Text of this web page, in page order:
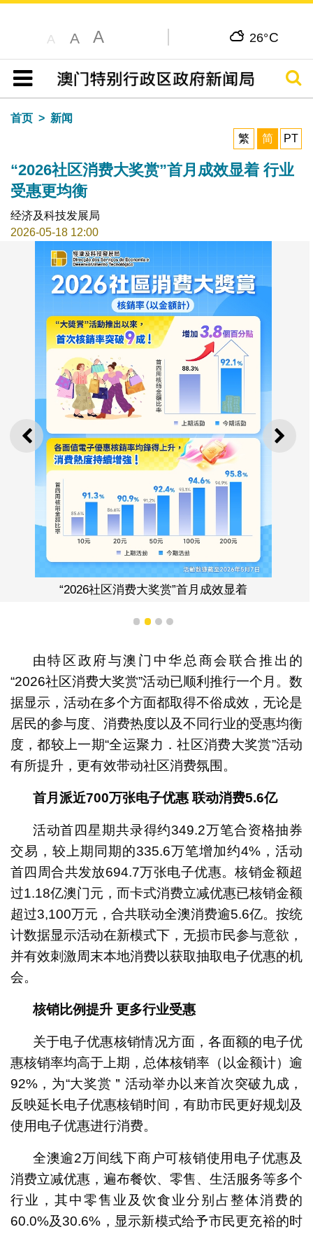
A A A 26°C
目录
搜寻
首页
新闻
繁
简 PT
“2026社区消费大奖赏”首月成效显着 行业
受惠更均衡
经济及科技发展局
2026-05-18 12:00
上一则 下一
“2026社区消费大奖赏”首月成效显着
1 2 3 4
由特区政府与澳门中华总商会联合推出的
“2026社区消费大奖赏”活动已顺利推行一个月。数
据显示，活动在多个方面都取得不俗成效，无论是
居民的参与度、消费热度以及不同行业的受惠均衡
度，都较上一期“全运聚力．社区消费大奖赏”活动
有所提升，更有效带动社区消费氛围。
首月派近700万张电子优惠 联动消费5.6亿
活动首四星期共录得约349.2万笔合资格抽券
交易，较上期同期的335.6万笔增加约4%，活动
首四周合共发放694.7万张电子优惠。核销金额超
过1.18亿澳门元，而卡式消费立减优惠已核销金额
超过3,100万元，合共联动全澳消费逾5.6亿。按统
计数据显示活动在新模式下，无损市民参与意欲，
并有效刺激周末本地消费以获取抽取电子优惠的机
会。
核销比例提升 更多行业受惠
关于电子优惠核销情况方面，各面额的电子优
惠核销率均高于上期，总体核销率（以金额计）逾
92%，为“大奖赏＂活动举办以来首次突破九成，
反映延长电子优惠核销时间，有助市民更好规划及
使用电子优惠进行消费。
全澳逾2万间线下商户可核销使用电子优惠及
消费立减优惠，遍布餐饮、零售、生活服务等多个
行业，其中零售业及饮食业分别占整体消费的
60.0%及30.6%，显示新模式给予市民更充裕的时